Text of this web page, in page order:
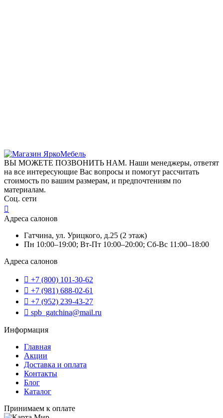
ВЫ МОЖЕТЕ ПОЗВОНИТЬ НАМ. Наши менеджеры, ответят
на все интересующие Вас вопросы и помогут рассчитать
стоимость по вашим размерам, и предпочтениям по
материалам.
Соц. сети
Адреса салонов
Гатчина, ул. Урицкого, д.25 (2 этаж)
Пн 10:00–19:00; Вт-Пт 10:00–20:00; Сб-Вс 11:00–18:00
Адреса салонов
+7 (800) 101-30-62
+7 (981) 688-02-61
+7 (952) 239-43-27
spb_gatchina@mail.ru
Информация
Главная
Акции
Доставка и оплата
Контакты
Блог
Каталог
Принимаем к оплате